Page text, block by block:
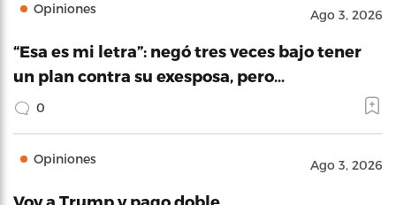
Opiniones Ago 3, 2026
“Esa es mi letra”: negó tres veces bajo tener
un plan contra su exesposa, pero…
0
Opiniones Ago 3, 2026
Voy a Trump y pago doble